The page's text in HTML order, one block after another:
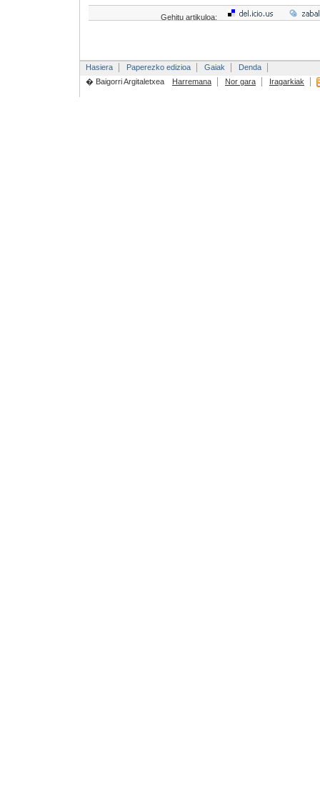
Gehitu artikuloa:
Hasiera Paperezko edizioa Gaiak
Denda
� Baigorri Argitaletxea
Harremana Nor gara Iragarkiak